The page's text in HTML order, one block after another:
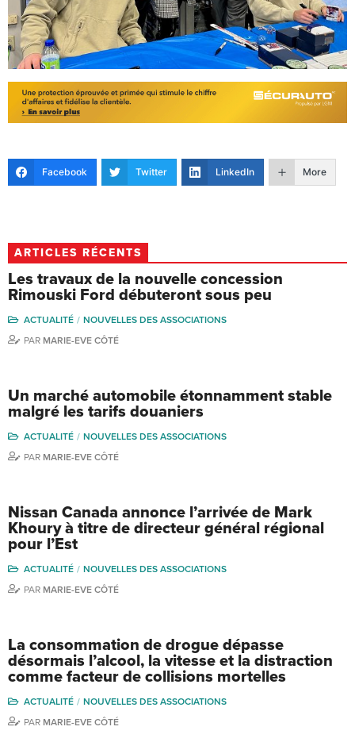
Facebook Twitter LinkedIn More
ARTICLES RÉCENTS
Les travaux de la nouvelle concession
Rimouski Ford débuteront sous peu
ACTUALITÉ
NOUVELLES DES ASSOCIATIONS
PAR MARIE-EVE CÔTÉ
Un marché automobile étonnamment stable
malgré les tarifs douaniers
ACTUALITÉ
NOUVELLES DES ASSOCIATIONS
PAR MARIE-EVE CÔTÉ
Nissan Canada annonce l’arrivée de Mark
Khoury à titre de directeur général régional
pour l’Est
ACTUALITÉ
NOUVELLES DES ASSOCIATIONS
PAR MARIE-EVE CÔTÉ
La consommation de drogue dépasse
désormais l’alcool, la vitesse et la distraction
comme facteur de collisions mortelles
ACTUALITÉ
NOUVELLES DES ASSOCIATIONS
PAR MARIE-EVE CÔTÉ